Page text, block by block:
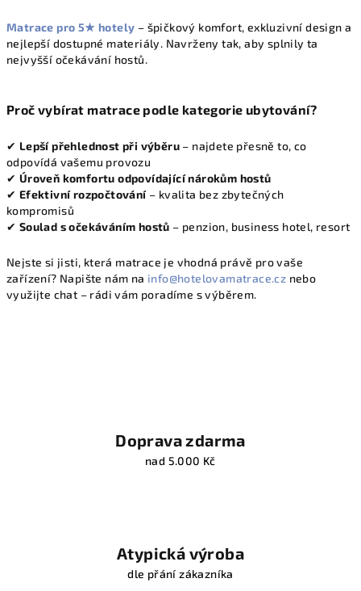
Matrace pro 5★ hotely – špičkový komfort, exkluzivní design a
nejlepší dostupné materiály. Navrženy tak, aby splnily ta
nejvyšší očekávání hostů.
Proč vybírat matrace podle kategorie ubytování?
✔ Lepší přehlednost při výběru – najdete přesně to, co
odpovídá vašemu provozu
✔ Úroveň komfortu odpovídající nárokům hostů
✔ Efektivní rozpočtování– kvalita bez zbytečných
kompromisů
✔ Soulad s očekáváním hostů – penzion, business hotel, resort
Nejste si jisti, která matrace je vhodná právě pro vaše
zařízení? Napište nám na info@hotelovamatrace.cz nebo
využijte chat – rádi vám poradíme s výběrem.
Doprava zdarma
nad 5.000 Kč
Atypická výroba
dle přání zákazníka